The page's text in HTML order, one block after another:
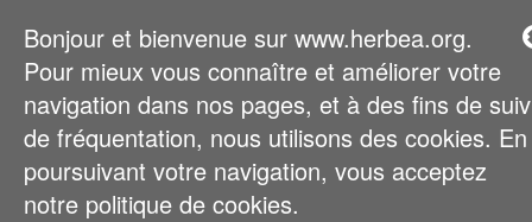
Bonjour et bienvenue sur www.herbea.org.
Pour mieux vous connaître et améliorer votre
navigation dans nos pages, et à des fins de
de fréquentation, nous utilisons des cookies. En
poursuivant votre navigation, vous acceptez
notre politique de cookies.